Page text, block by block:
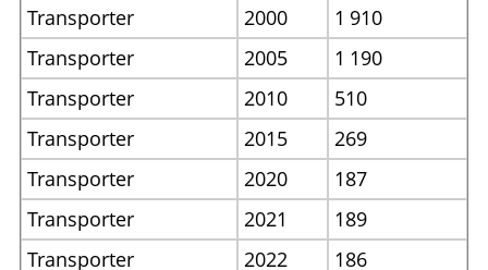
Transporter
2000 1 910
Transporter
2005 1 190
Transporter
2010
510
Transporter
2015
269
Transporter
2020
187
Transporter
2021
189
Transporter
2022
186